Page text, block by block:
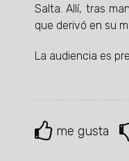
Salta. Allí, tras
que derivó en su
La audiencia es
me gusta